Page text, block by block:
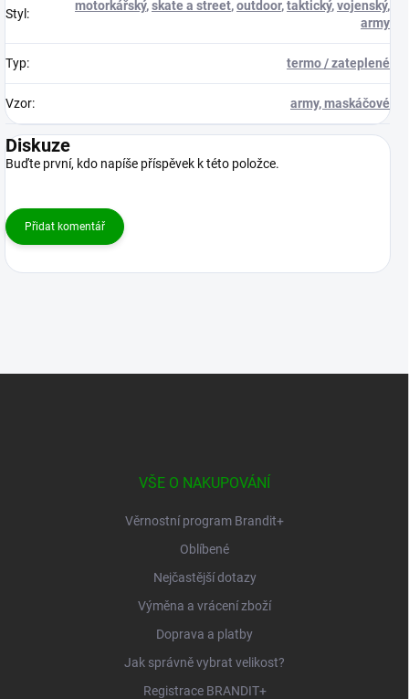
Styl :
motorkářský,skate a street,outdoor,taktický,vojenský,
army
Typ: termo / zateplené
Vzor: army, maskáčové
Diskuze
Buďte první, kdo napíše příspěvek k této položce.
Přidat komentář
VŠE O NAKUPOVÁNÍ
Věrnostní program Brandit+
Oblíbené
Nejčastější dotazy
Výměna a vrácení zboží
Doprava a platby
Jak správně vybrat velikost?
Registrace BRANDIT+